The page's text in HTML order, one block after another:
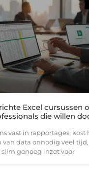
Excel cursussen
die willen
vast in rapportages, kost
van data onnodig veel
slim genoeg inzet voor